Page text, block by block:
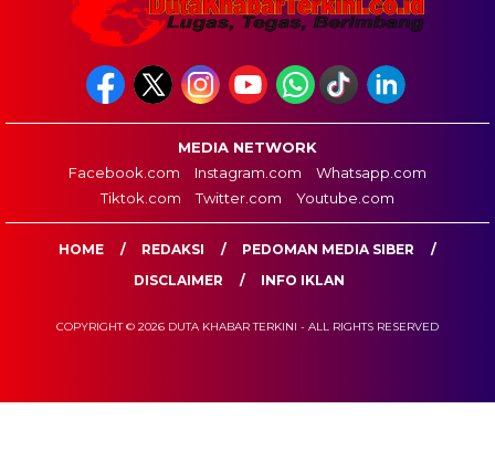
MEDIA NETWORK
Facebook.com
Instagram.com
Whatsapp.com
Tiktok.com
Twitter.com Youtube.com
HOME REDAKSI
PEDOMAN MEDIA SIBER
DISCLAIMER
INFO IKLAN
COPYRIGHT © 2026 DUTA KHABAR TERKINI - ALL RIGHTS RESERVED